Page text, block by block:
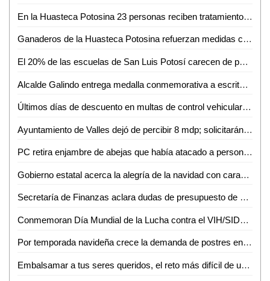
En la Huasteca Potosina 23 personas reciben tratamiento por VIH
Ganaderos de la Huasteca Potosina refuerzan medidas contra plaga del gusano barrenador
El 20% de las escuelas de San Luis Potosí carecen de personal de seguridad e intendencia
Alcalde Galindo entrega medalla conmemorativa a escritoras y escritores del XVII Festival Internacional Letras en San Luis
Últimos días de descuento en multas de control vehicular y cambio de propietario
Ayuntamiento de Valles dejó de percibir 8 mdp; solicitarán crédito bancario
PC retira enjambre de abejas que había atacado a personas en Zona Centro de Valles
Gobierno estatal acerca la alegría de la navidad con caravana navideña
Secretaría de Finanzas aclara dudas de presupuesto de municipios ante el legislativo
Conmemoran Día Mundial de la Lucha contra el VIH/SIDA en Ciudad Valles
Por temporada navideña crece la demanda de postres entre los pasteleros de Ciudad Valles
Embalsamar a tus seres queridos, el reto más difícil de un embalsamador: Óscar Moya